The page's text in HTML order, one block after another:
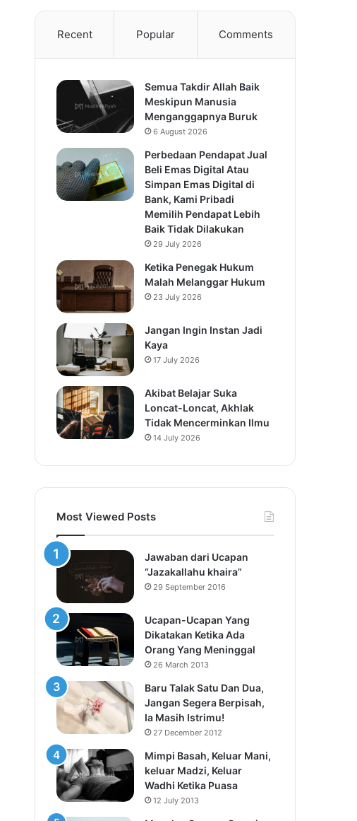
Recent Popular Comments
Semua Takdir Allah Baik
Meskipun Manusia
Menganggapnya Buruk
6 August 2026
Perbedaan Pendapat Jual
Beli Emas Digital Atau
Simpan Emas Digital di
Bank, Kami Pribadi
Memilih Pendapat Lebih
Baik Tidak Dilakukan
29 July 2026
Ketika Penegak Hukum
Malah Melanggar Hukum
23 July 2026
Jangan Ingin Instan Jadi
Kaya
17 July 2026
Akibat Belajar Suka
Loncat-Loncat, Akhlak
Tidak Mencerminkan Ilmu
14 July 2026
Most Viewed Posts
Jawaban dari Ucapan
“Jazakallahu khaira”
29 September 2016
Ucapan-Ucapan Yang
Dikatakan Ketika Ada
Orang Yang Meninggal
26 March 2013
Baru Talak Satu Dan Dua,
Jangan Segera Berpisah,
Ia Masih Istrimu!
27 December 2012
Mimpi Basah, Keluar Mani,
keluar Madzi, Keluar
Wadhi Ketika Puasa
12 July 2013